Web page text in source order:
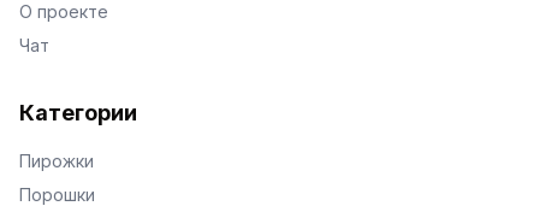
О проекте
Чат
Категории
Пирожки
Порошки